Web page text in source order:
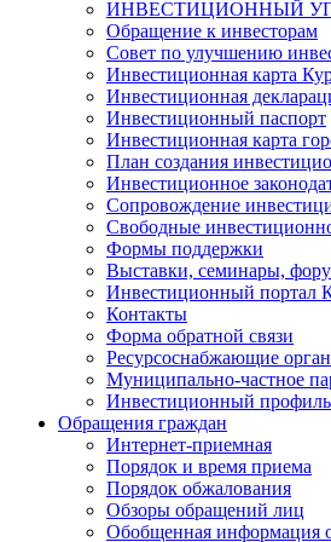
ИНВЕСТИЦИОННЫЙ
Обращение к инвесторам
Совет по улучшению
Инвестиционная карта
Инвестиционная
Инвестиционный паспорт
Инвестиционная карта
План создания
Инвестиционное
Сопровождение
Свободные
Формы поддержки
Выставки, семинары,
Инвестиционный портал
Контакты
Форма обратной связи
Ресурсоснабжающие
Муниципально-частное
Инвестиционный профиль
Обращения граждан
Интернет-приемная
Порядок и время приема
Порядок обжалования
Обзоры обращений лиц
Обобщенная информация